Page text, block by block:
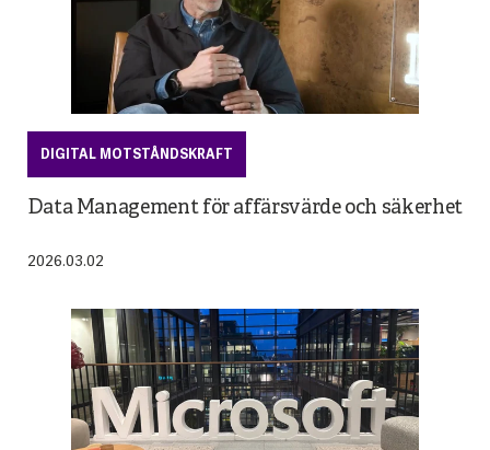
DIGITAL MOTSTÅNDSKRAFT
Data Management för affärsvärde och säkerhet
2026.03.02